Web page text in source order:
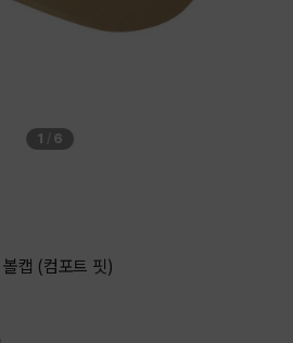
1 / 6
캡 (컴포트 핏)